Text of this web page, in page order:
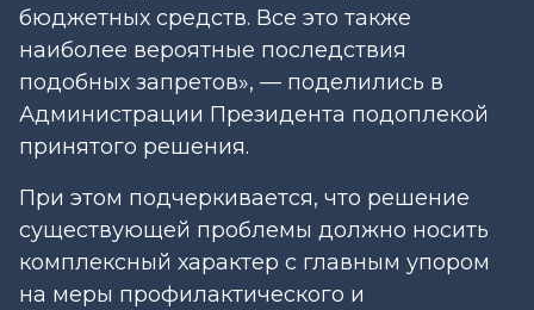
бюджетных средств. Все это также
наиболее вероятные последствия
подобных запретов», — поделились в
Администрации Президента подоплекой
принятого решения.
При этом подчеркивается, что решение
существующей проблемы должно носить
комплексный характер с главным упором
на меры профилактического и